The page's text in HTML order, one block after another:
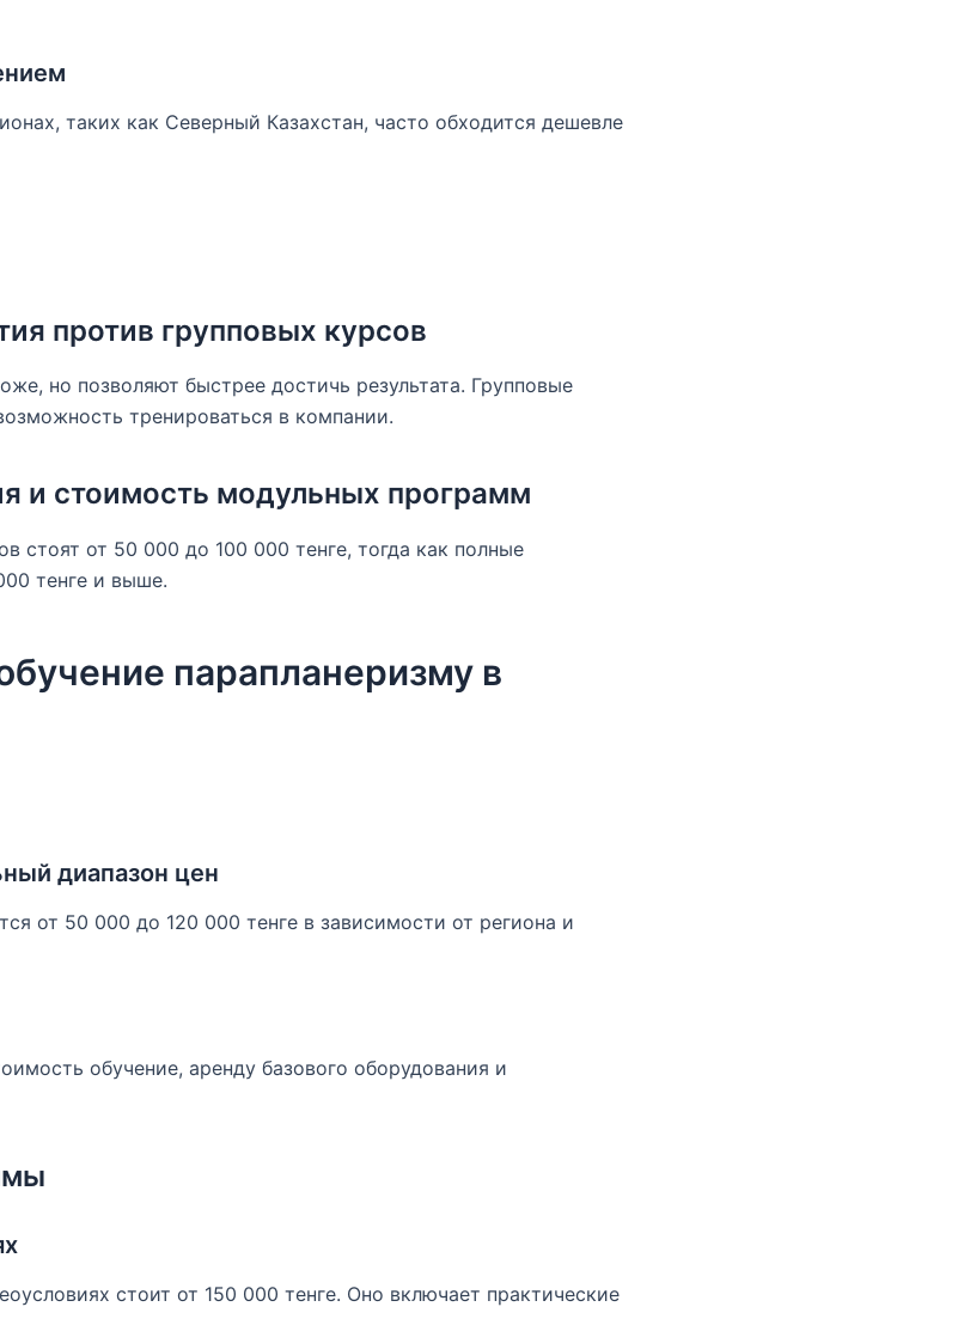
таких как Северный Казахстан, часто обходится дешевле
против групповых курсов
но позволяют быстрее достичь результата. Групповые
тренироваться в компании.
и стоимость модульных программ
стоят от 50 000 до 100 000 тенге, тогда как полные
тенге и выше.
парапланеризму в
диапазон цен
от 50 000 до 120 000 тенге в зависимости от региона и
обучение, аренду базового оборудования и
стоит от 150 000 тенге. Оно включает практические